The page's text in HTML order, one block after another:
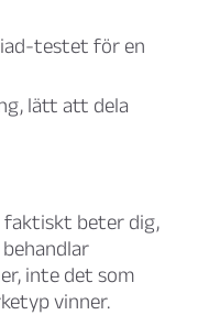
testet för en
lätt att dela
beter dig,
inte det som
vinner.